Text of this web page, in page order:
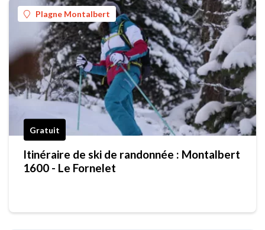
Plagne Montalbert
Gratuit
Itinéraire de ski de randonnée : Montalbert
1600 - Le Fornelet